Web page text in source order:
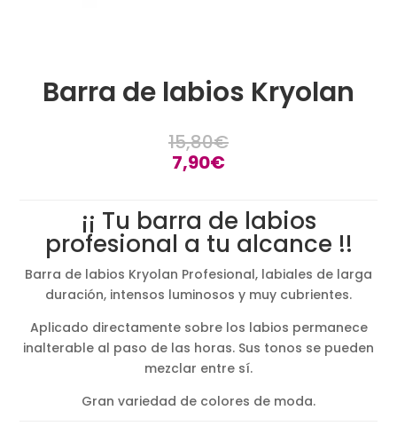
Barra de labios Kryolan
15,80€
7,90€
¡¡ Tu barra de labios
profesional a tu alcance !!
Barra de labios Kryolan Profesional, labiales de larga
duración, intensos luminosos y muy cubrientes.
Aplicado directamente sobre los labios permanece
inalterable al paso de las horas. Sus tonos se pueden
mezclar entre sí.
Gran variedad de colores de moda.